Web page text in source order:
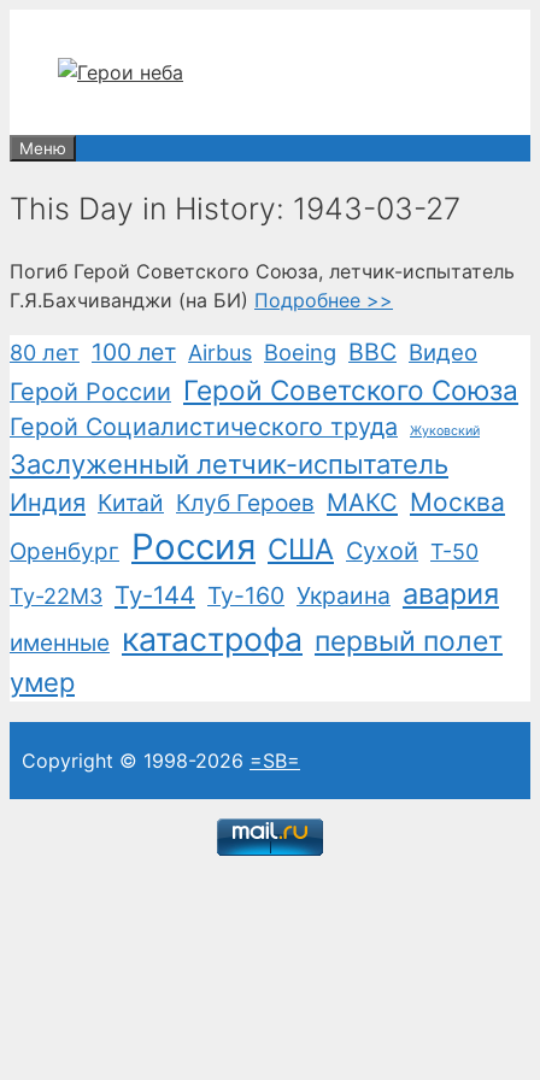
содержимому
Меню
This Day in History: 1943-03-27
Погиб Герой Советского Союза, летчик-испытатель
Г.Я.Бахчиванджи (на БИ) Подробнее >>
80 лет 100 лет Airbus Boeing ВВС Видео
Герой России Герой Советского Союза
Герой Социалистического труда Жуковский
Заслуженный летчик-испытатель
Индия Китай Клуб Героев МАКС Москва
Оренбург Россия США Сухой Т-50
Ту-22М3 Ту-144 Ту-160 Украина авария
именные катастрофа первый полет
умер
Copyright © 1998-2026 =SB=